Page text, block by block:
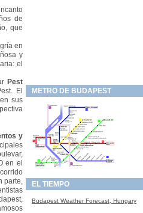
de
que
en
y
el
Pest
El
sus
y
en el
parte,
METRO DE BUDAPEST
EL TIEMPO
Budapest Weather Forecast, Hungary